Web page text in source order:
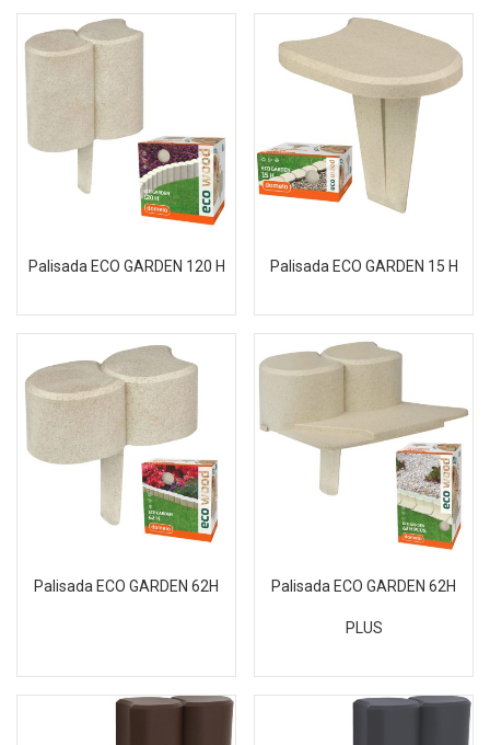
Palisada ECO GARDEN 120 H Palisada ECO GARDEN 15 H
Palisada ECO GARDEN 62H Palisada ECO GARDEN 62H
PLUS